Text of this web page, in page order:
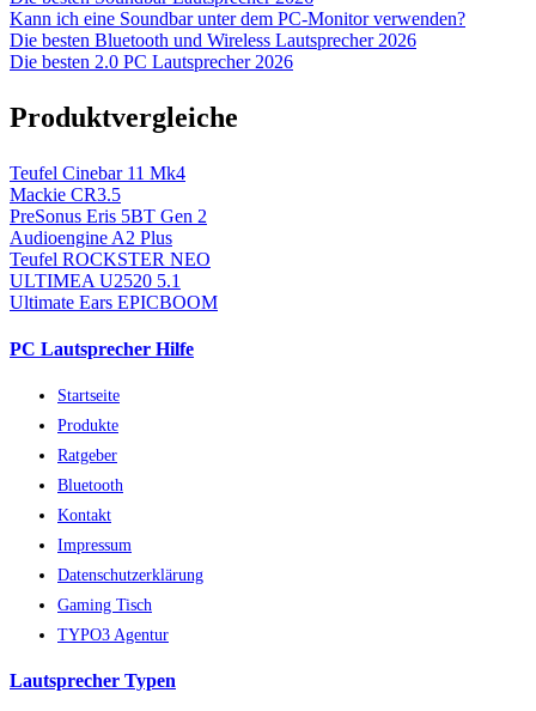
Kann ich eine Soundbar unter dem PC-Monitor verwenden?
Die besten Bluetooth und Wireless Lautsprecher 2026
Die besten 2.0 PC Lautsprecher 2026
Produktvergleiche
Teufel Cinebar 11 Mk4
Mackie CR3.5
PreSonus Eris 5BT Gen 2
Audioengine A2 Plus
Teufel ROCKSTER NEO
ULTIMEA U2520 5.1
Ultimate Ears EPICBOOM
PC Lautsprecher Hilfe
Startseite
Produkte
Ratgeber
Bluetooth
Kontakt
Impressum
Datenschutzerklärung
Gaming Tisch
TYPO3 Agentur
Lautsprecher Typen